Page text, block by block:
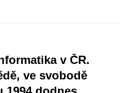
v ČR.
ve svobodě